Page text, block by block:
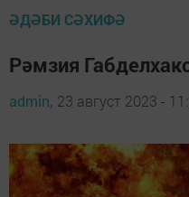
ӘДӘБИ СӘХИФӘ
Рәмзия
admin, 23 август 2023 -